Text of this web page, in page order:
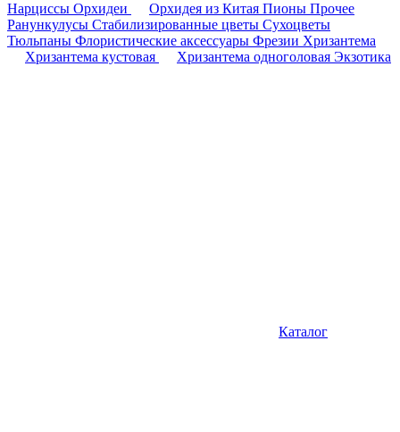
Нарциссы Орхидеи Орхидея из Китая Пионы Прочее
Ранункулусы Стабилизированные цветы Сухоцветы
Тюльпаны Флористические аксессуары Фрезии Хризантема
Хризантема кустовая
Хризантема одноголовая Экзотика
Каталог